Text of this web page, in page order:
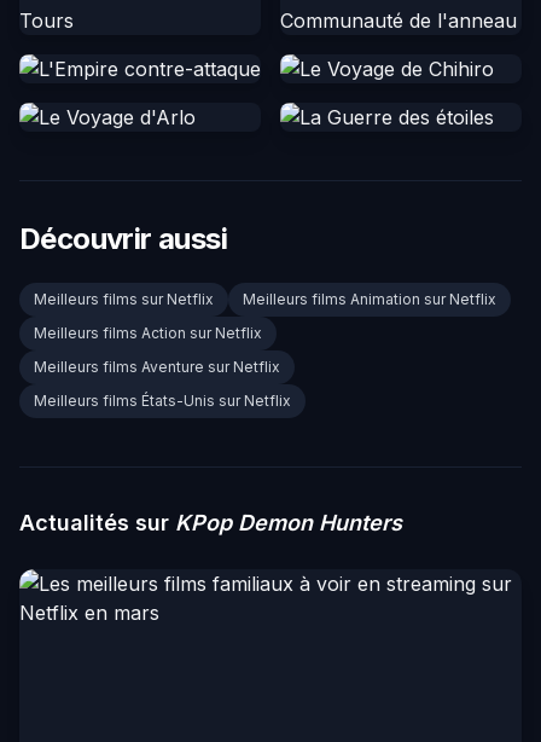
Découvrir aussi
Meilleurs films sur Netflix
Meilleurs films Animation sur Netflix
Meilleurs films Action sur Netflix
Meilleurs films Aventure sur Netflix
Meilleurs films États-Unis sur Netflix
Actualités sur KPop Demon Hunters